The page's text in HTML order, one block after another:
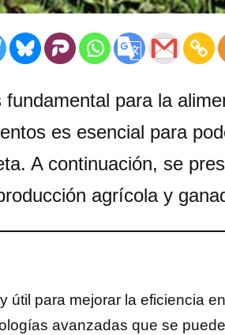
para la
es esencial para
A continuación, se
agrícola y
útil para mejorar la eficiencia
avanzadas que se